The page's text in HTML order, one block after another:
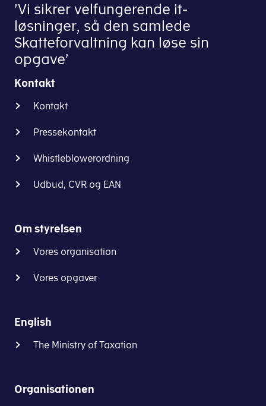
’Vi sikrer velfungerende it-
løsninger, så den samlede
Skatteforvaltning kan løse sin
opgave’
Kontakt
Kontakt
Pressekontakt
Whistleblowerordning
Udbud, CVR og EAN
Om styrelsen
Vores organisation
Vores opgaver
English
The Ministry of Taxation
Organisationen